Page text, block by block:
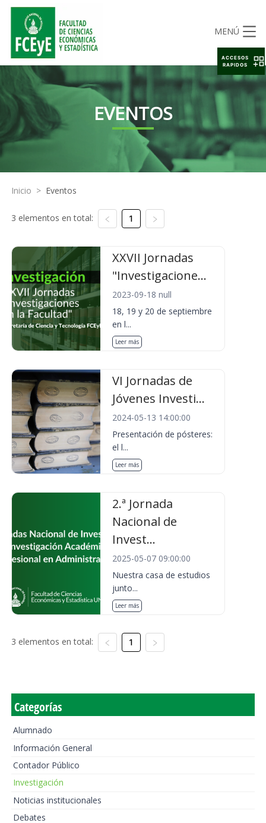
MENÚ
EVENTOS
Inicio > Eventos
3 elementos en total: 1
XXVII Jornadas
"Investigacione...
2023-09-18 null
18, 19 y 20 de septiembre
en l...
Leer más
VI Jornadas de
Jóvenes Investi...
2024-05-13 14:00:00
Presentación de pósteres:
el l...
Leer más
2.ª Jornada
Nacional de
Invest...
2025-05-07 09:00:00
Nuestra casa de estudios
junto...
Leer más
3 elementos en total: 1
Categorías
Alumnado
Información General
Contador Público
Investigación
Noticias institucionales
Debates
ACCESOS
RAPIDOS